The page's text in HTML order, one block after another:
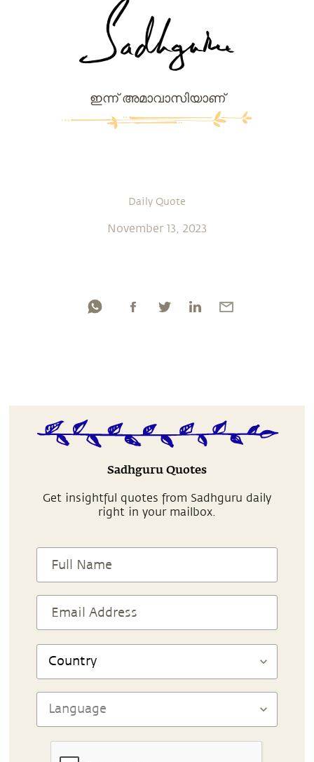
ഇന്ന് അമാവാസിയാണ്
Daily Quote
November 13, 2023
Sadhguru Quotes
Get insightful quotes from Sadhguru daily
right in your mailbox.